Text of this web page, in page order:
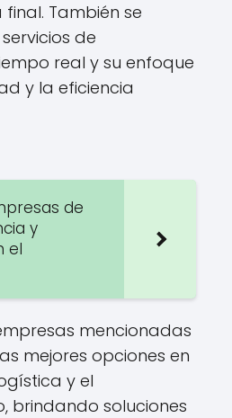
También se
de
real y su enfoque
y la eficiencia
de
y
el
mencionadas
mejores opciones en
y el
brindando soluciones